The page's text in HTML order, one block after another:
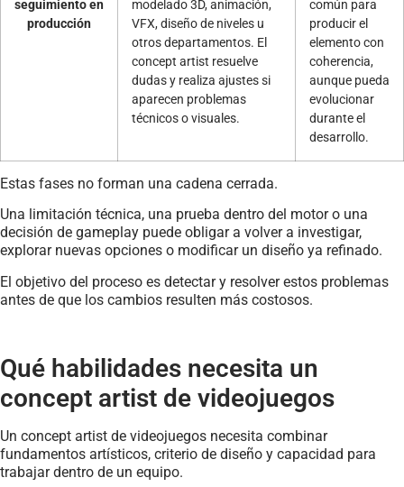
seguimiento en
producción
modelado 3D, animación,
VFX, diseño de niveles u
otros departamentos. El
concept artist resuelve
dudas y realiza ajustes si
aparecen problemas
técnicos o visuales.
común para
producir el
elemento con
coherencia,
aunque pueda
evolucionar
durante el
desarrollo.
Estas fases no forman una cadena cerrada.
Una limitación técnica, una prueba dentro del motor o una
decisión de gameplay puede obligar a volver a investigar,
explorar nuevas opciones o modificar un diseño ya refinado.
El objetivo del proceso es detectar y resolver estos problemas
antes de que los cambios resulten más costosos.
Qué habilidades necesita un
concept artist de videojuegos
Un concept artist de videojuegos necesita combinar
fundamentos artísticos, criterio de diseño y capacidad para
trabajar dentro de un equipo.